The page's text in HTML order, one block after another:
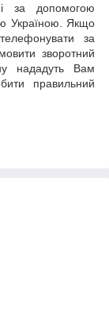
за допомогою
Україною. Якщо
за
зворотний
нададуть Вам
правильний